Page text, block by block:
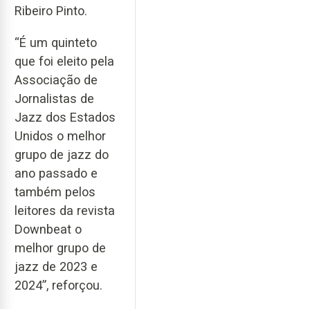
Ribeiro Pinto.
“É um quinteto
que foi eleito pela
Associação de
Jornalistas de
Jazz dos Estados
Unidos o melhor
grupo de jazz do
ano passado e
também pelos
leitores da revista
Downbeat o
melhor grupo de
jazz de 2023 e
2024”, reforçou.